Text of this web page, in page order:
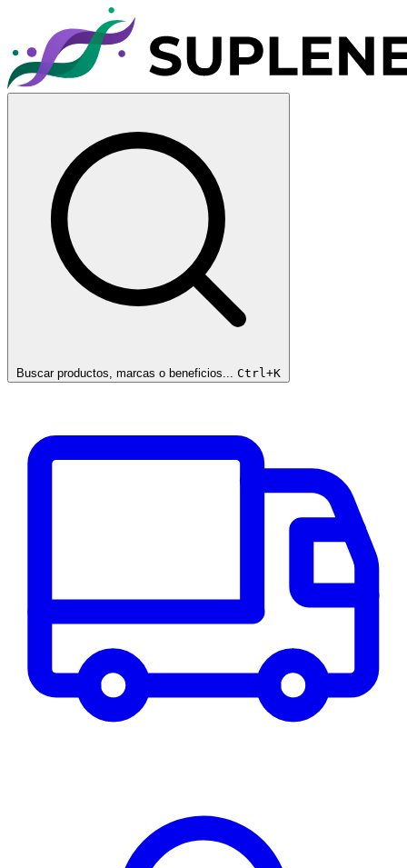
Buscar productos, marcas o beneficios... Ctrl+K